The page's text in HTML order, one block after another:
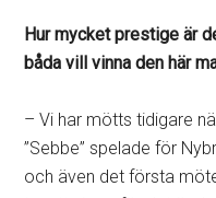
Hur mycket prestige är
båda vill vinna den här
– Vi har mötts tidigare
”Sebbe” spelade för
och även det första